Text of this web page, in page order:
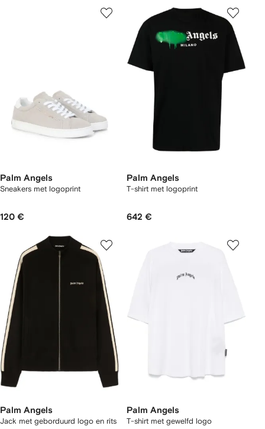
Palm Angels
Sneakers met logoprint
120 €
Palm Angels
T-shirt met logoprint
642 €
Palm Angels
Jack met geborduurd logo en rits
Palm Angels
T-shirt met gewelfd logo